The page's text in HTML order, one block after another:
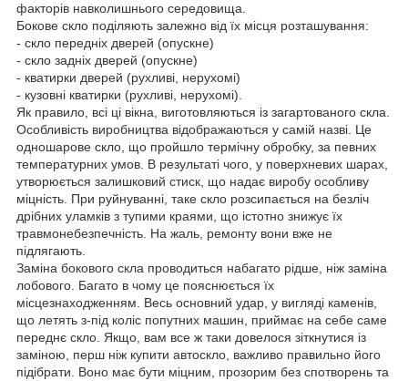
факторів навколишнього середовища.
Бокове скло поділяють залежно від їх місця розташування:
- скло передніх дверей (опускне)
- скло задніх дверей (опускне)
- кватирки дверей (рухливі, нерухомі)
- кузовні кватирки (рухливі, нерухомі).
Як правило, всі ці вікна, виготовляються із загартованого скла.
Особливість виробництва відображаються у самій назві. Це
одношарове скло, що пройшло термічну обробку, за певних
температурних умов. В результаті чого, у поверхневих шарах,
утворюється залишковий стиск, що надає виробу особливу
міцність. При руйнуванні, таке скло розсипається на безліч
дрібних уламків з тупими краями, що істотно знижує їх
травмонебезпечність. На жаль, ремонту вони вже не
підлягають.
Заміна бокового скла проводиться набагато рідше, ніж заміна
лобового. Багато в чому це пояснюється їх
місцезнаходженням. Весь основний удар, у вигляді каменів,
що летять з-під коліс попутних машин, приймає на себе саме
переднє скло. Якщо, вам все ж таки довелося зіткнутися із
заміною, перш ніж купити автоскло, важливо правильно його
підібрати. Воно має бути міцним, прозорим без спотворень та